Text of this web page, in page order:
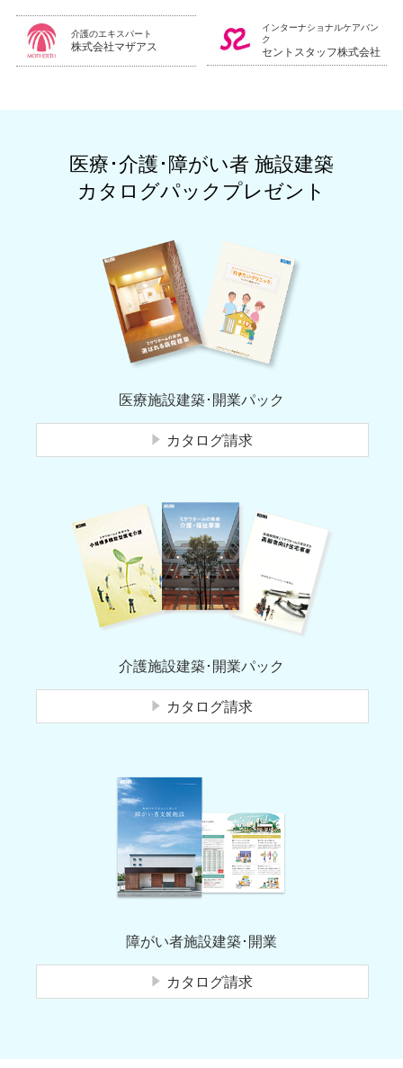
介護のエキスパート
株式会社マザアス
インターナショナルケアバン
ク
セントスタッフ株式会社
医療･介護･障がい者 施設建築
カタログパックプレゼント
医療施設建築･開業パック
カタログ請求
介護施設建築･開業パック
カタログ請求
障がい者施設建築･開業
カタログ請求